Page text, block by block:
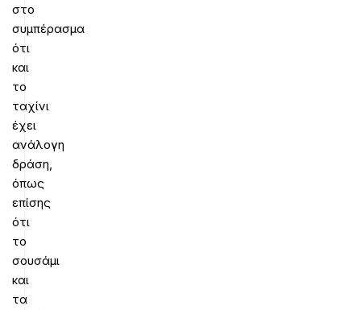
στο
συμπέρασμα
ότι
και
το
ταχίνι
έχει
ανάλογη
δράση,
όπως
επίσης
ότι
το
σουσάμι
και
τα